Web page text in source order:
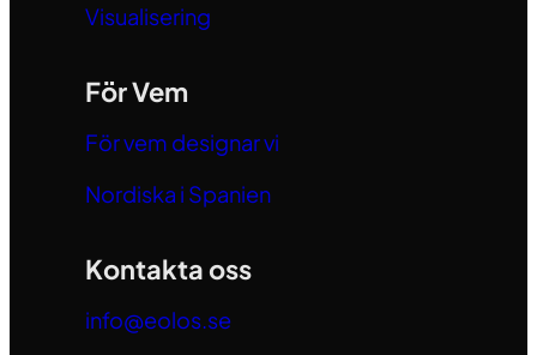
Visualisering
För Vem
För vem designar vi
Nordiska i Spanien
Kontakta oss
info@eolos.se